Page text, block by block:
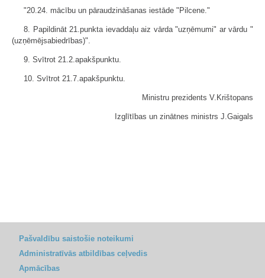
"20.24. mācību un pāraudzināšanas iestāde "Pilcene."
8. Papildināt 21.punkta ievaddaļu aiz vārda "uzņēmumi" ar vārdu "
(uzņēmējsabiedrības)".
9. Svītrot 21.2.apakšpunktu.
10. Svītrot 21.7.apakšpunktu.
Ministru prezidents V.Krištopans
Izglītības un zinātnes ministrs J.Gaigals
Pašvaldību saistošie noteikumi
Administratīvās atbildības ceļvedis
Apmācības